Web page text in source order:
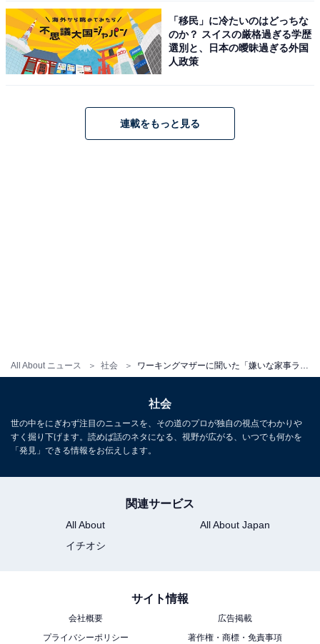
All About ニュース 社会
行や清掃代行の利用経験を聞いたところ、「ある」と回
答した方は7.3％でした。利用者の感想は「さすがプロ」
「リピートしたい」という声が多い一方で、経済的負担
「直接汚すのを防止」「掃除するのが面倒」トイレマッ
【関連リンク】
・Biz Hits
「移民」に冷たいのはどっちな
のか？ スイスの厳格過ぎる学歴
選別と、日本の曖昧過ぎる外国
人政策
連載をもっと見る
社会
世の中をにぎわず注目のニュースを、その道のプロが独自の視点でわかりや
すく掘り下げます。読めば話のネタになる、視野が広がる、いつでも何かを
「発見」できる情報をお伝えします。
関連サービス
All About
All About Japan
イチオシ
サイト情報
会社概要
広告掲載
プライバシーポリシー
著作権・商標・免責事項